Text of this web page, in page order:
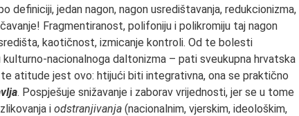
definiciji, jedan nagon, na­gon usredištavanja, redukcionizma,
Fragmentiranost, polifoniju i polikromiju taj nagon
kaotičnost, izmicanje kon­troli. Od te bolesti
kulturno-nacional­noga daltonizma – pati sveukupna hrvatska
atitude jest ovo: htijući biti integrativ­na, ona se praktično
. Pospješuje sniža­vanje i zaborav vrijednosti, jer se u tome
i odstranjivanja (nacionalnim, vjerskim, ideološkim,